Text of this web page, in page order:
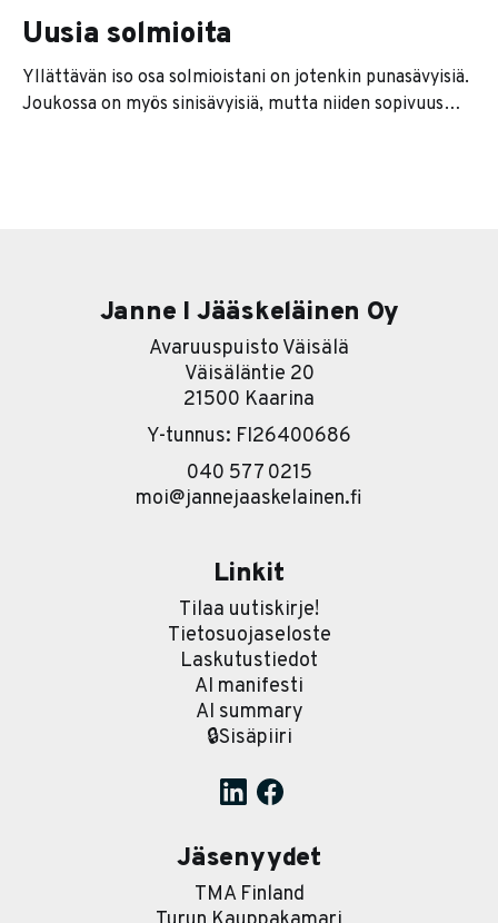
Uusia solmioita
Yllättävän iso osa solmioistani on jotenkin punasävyisiä.
Joukossa on myös sinisävyisiä, mutta niiden sopivuus
Janne I Jääskeläinen Oy
Avaruuspuisto Väisälä
Väisäläntie 20
21500 Kaarina
Y-tunnus: FI26400686
040 577 0215
moi@jannejaaskelainen.fi
Linkit
Tilaa uutiskirje!
Tietosuojaseloste
Laskutustiedot
AI manifesti
AI summary
🔒Sisäpiiri
Jäsenyydet
TMA Finland